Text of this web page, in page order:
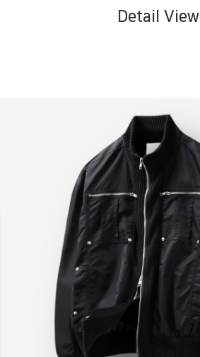
Detail View